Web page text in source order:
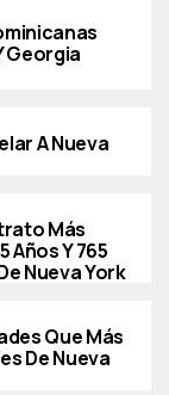
Georgia
A Nueva
Más
Años Y 765
Nueva York
Que Más
De Nueva